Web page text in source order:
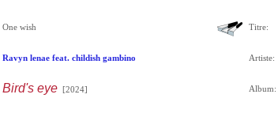
One wish
Ravyn lenae feat. childish gambino
Bird's eye[2024]
Titre:
Artiste:
Album: